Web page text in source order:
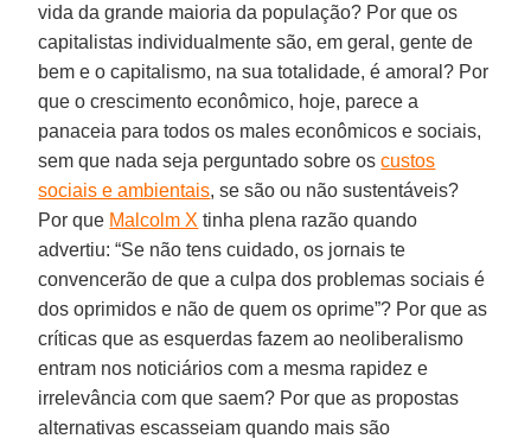
vida da grande maioria da população? Por que os
capitalistas individualmente são, em geral, gente de
bem e o capitalismo, na sua totalidade, é amoral? Por
que o crescimento econômico, hoje, parece a
panaceia para todos os males econômicos e sociais,
sem que nada seja perguntado sobre oscustos
sociais e ambientais, se são ou não sustentáveis?
Por que Malcolm X tinha plena razão quando
advertiu: “Se não tens cuidado, os jornais te
convencerão de que a culpa dos problemas sociais é
dos oprimidos e não de quem os oprime”? Por que as
críticas que as esquerdas fazem ao neoliberalismo
entram nos noticiários com a mesma rapidez e
irrelevância com que saem? Por que as propostas
alternativas escasseiam quando mais são